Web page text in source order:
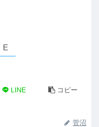
LINE コピー
菅沼